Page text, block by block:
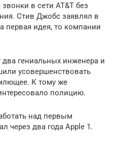
в сети AT&T без
Стив Джобс заявлял в
первая идея, то компании
два гениальных инженера и
усовершенствовать
К тому же
полицию.
над первым
через два года Apple 1.